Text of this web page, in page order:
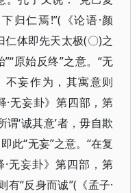
归仁焉!”(《论语·颜
体即先天太极(〇)之
原始反终”之意。“无
不妄作为，其寓意则
·无妄卦》第四部，第
‘诚其意’者，毋自欺
此“无妄”之意。“在复
无妄卦》第四部，第
有“反身而诚”(《孟子·